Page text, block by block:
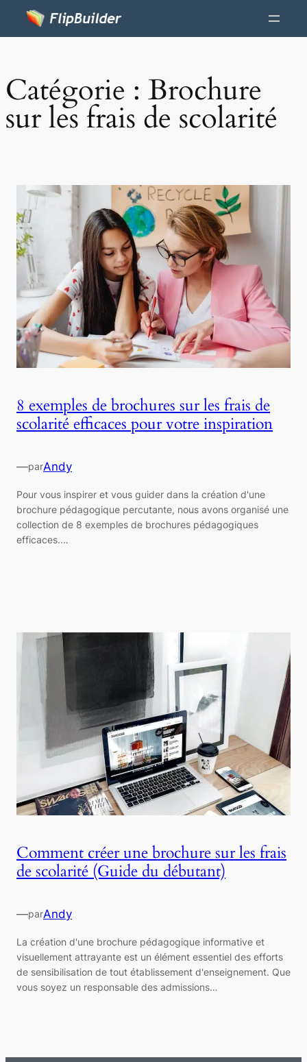
Catégorie : Brochure
sur les frais de scolarité
8 exemples de brochures sur les frais de
scolarité efficaces pour votre inspiration
—parAndy
Pour vous inspirer et vous guider dans la création d'une
brochure pédagogique percutante, nous avons organisé une
collection de 8 exemples de brochures pédagogiques
efficaces.…
Comment créer une brochure sur les frais
de scolarité (Guide du débutant)
—parAndy
La création d'une brochure pédagogique informative et
visuellement attrayante est un élément essentiel des efforts
de sensibilisation de tout établissement d'enseignement. Que
vous soyez un responsable des admissions…